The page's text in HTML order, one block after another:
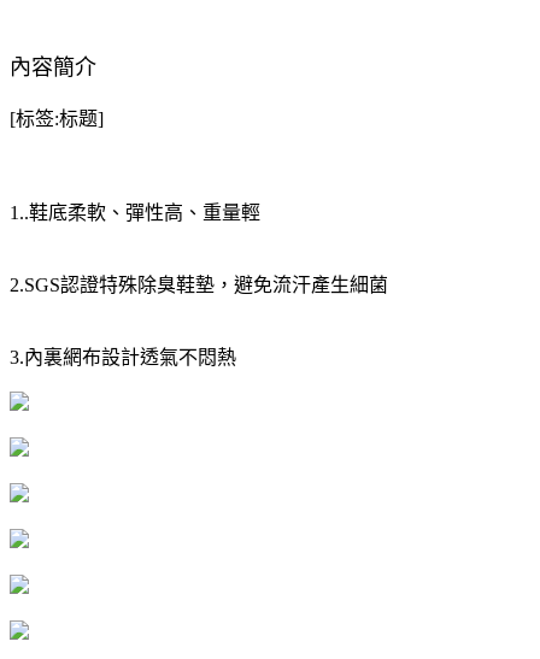
內容簡介
[标签:标题]
1..鞋底柔軟、彈性高、重量輕
2.SGS認證特殊除臭鞋墊，避免流汗產生細菌
3.內裏網布設計透氣不悶熱